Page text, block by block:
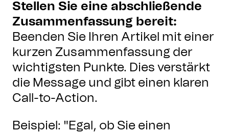
Stellen Sie eine abschließende
Zusammenfassung bereit:
Beenden Sie Ihren Artikel mit einer
kurzen Zusammenfassung der
wichtigsten Punkte. Dies verstärkt
die Message und gibt einen klaren
Call-to-Action.
Beispiel: "Egal, ob Sie einen